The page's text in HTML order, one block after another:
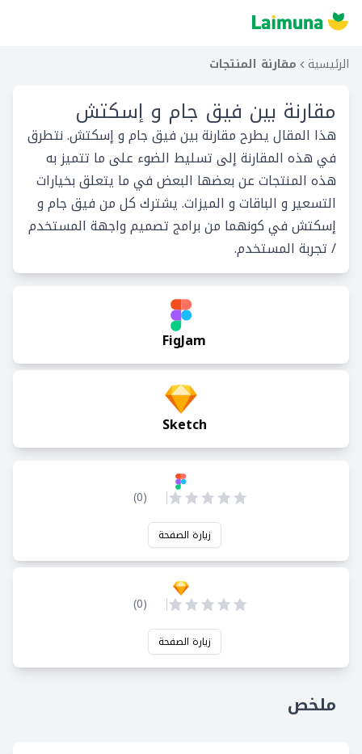
الرئيسية مقارنة المنتجات
مقارنة بين فيق جام و إسكتش
هذا المقال يطرح مقارنة بين فيق جام و إسكتش. نتطرق
في هذه المقارنة إلى تسليط الضوء على ما تتميز به
هذه المنتجات عن بعضها البعض في ما يتعلق بخيارات
التسعير و الباقات و الميزات. يشترك كل من فيق جام و
إسكتش في كونهما من برامج تصميم واجهة المستخدم
/ تجربة المستخدم.
FigJam
Sketch
(
0
)
زيارة الصفحة
(
0
)
زيارة الصفحة
ملخص